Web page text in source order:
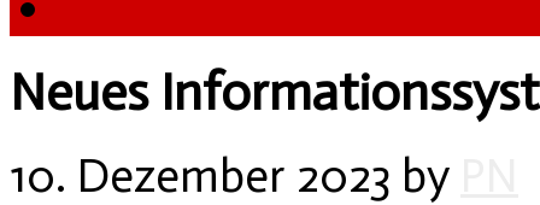
Neues
10. Dezember 2023 by